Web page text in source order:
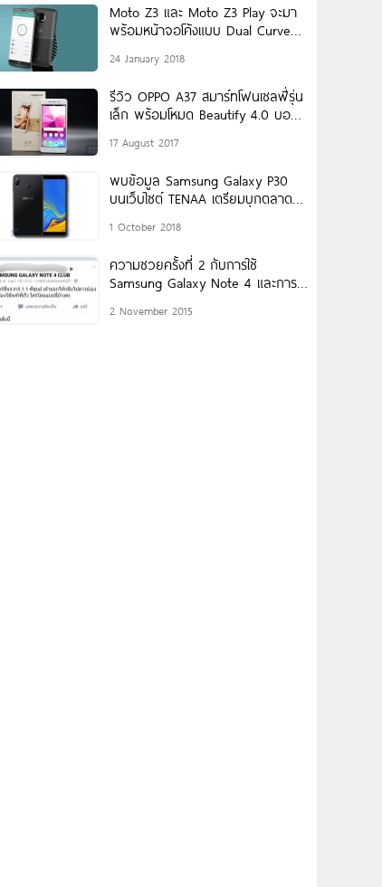
Moto Z3 และ Moto Z3 Play จะมา
พร้อมหน้าจอโค้งแบบ Dual Curve
24 January 2018
รีวิว OPPO A37 สมาร์ทโฟนเซลฟี่รุ่น
เล็ก พร้อมโหมด Beautify 4.0 บอดี้
17 August 2017
พบข้อมูล Samsung Galaxy P30
บนเว็บไซต์ TENAA เตรียมบุกตลาด
1 October 2018
ความซวยครั้งที่ 2 กับการใช้
Samsung Galaxy Note 4 และการ
2 November 2015